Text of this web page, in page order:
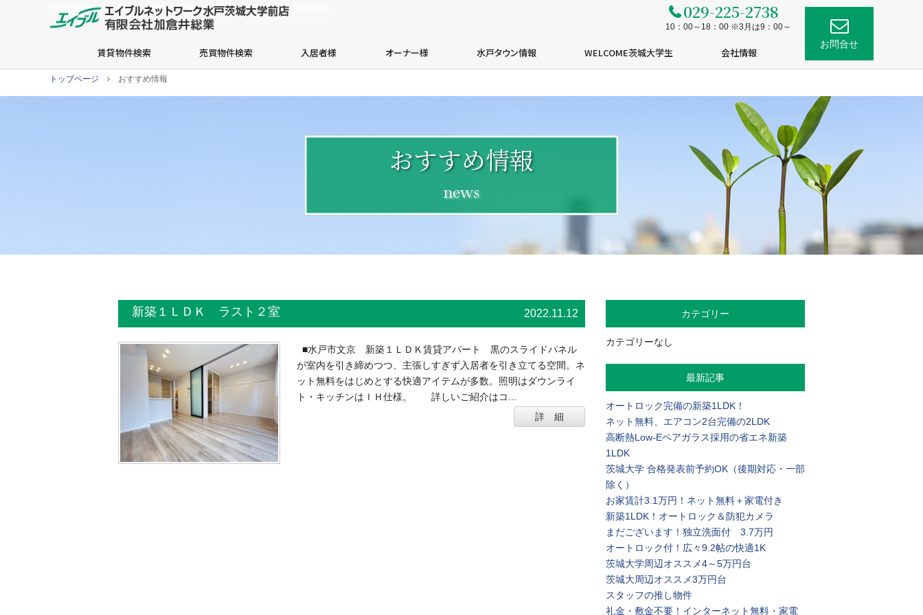
賃貸物件検索 売買物件検索 入居者様 オーナー様 水戸タウン情報 WELCOME茨城大学生 会社情報
029-225-2738
10：00～18：00 ※3月は9：00～
お問合せ
トップページ おすすめ情報
おすすめ情報
news
新築１ＬＤＫ ラスト２室 2022.11.12
■水戸市文京 新築１ＬＤＫ賃貸アパート 黒のスライドパネル
が室内を引き締めつつ、主張しすぎず入居者を引き立てる空間。ネ
ット無料をはじめとする快適アイテムが多数。照明はダウンライ
ト・キッチンはＩＨ仕様。 詳しいご紹介はコ...
詳 細
カテゴリー
カテゴリーなし
最新記事
オートロック完備の新築1LDK！
ネット無料、エアコン2台完備の2LDK
高断熱Low-Eペアガラス採用の省エネ新築
1LDK
茨城大学 合格発表前予約OK（後期対応・一部
除く）
お家賃計3.1万円！ネット無料＋家電付き
新築1LDK！オートロック＆防犯カメラ
まだございます！独立洗面付 3.7万円
オートロック付！広々9.2帖の快適1K
茨城大学周辺オススメ4～5万円台
茨城大周辺オススメ3万円台
スタッフの推し物件
礼金・敷金不要！インターネット無料・家電